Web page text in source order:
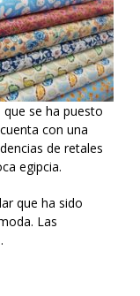
se ha puesto
con una
de retales
egipcia.
que ha sido
Las